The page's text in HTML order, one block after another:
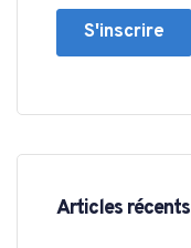
Articles récents